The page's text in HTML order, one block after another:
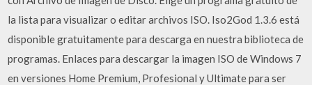
la lista para visualizar o editar archivos ISO. Iso2God 1.3.6 está
disponible gratuitamente para descarga en nuestra biblioteca de
programas. Enlaces para descargar la imagen ISO de Windows 7
en versiones Home Premium, Profesional y Ultimate para ser